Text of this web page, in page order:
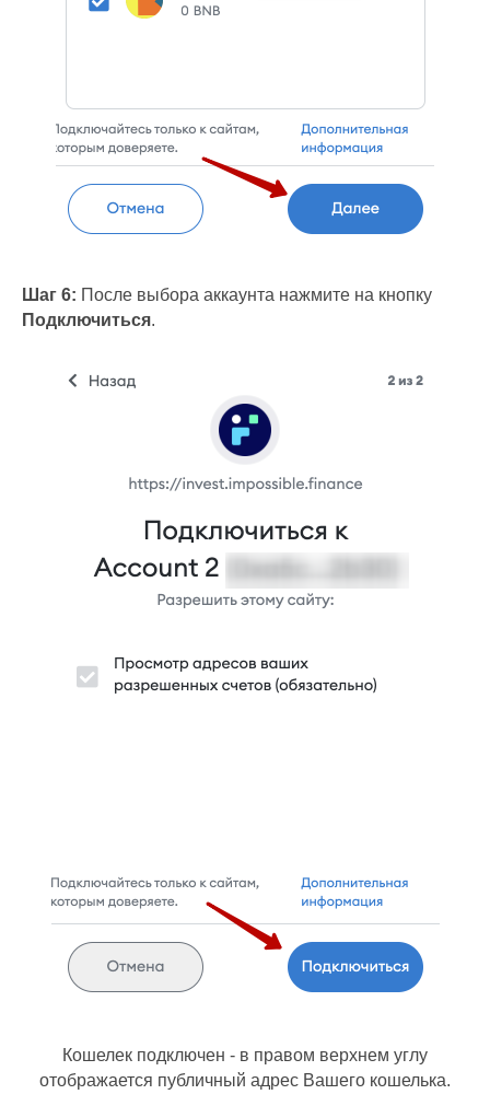
Шаг 6: После выбора аккаунта нажмите на кнопку
Подключиться.
Кошелек подключен - в правом верхнем углу
отображается публичный адрес Вашего кошелька.